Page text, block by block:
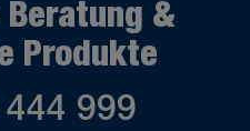
&
Produkte
999